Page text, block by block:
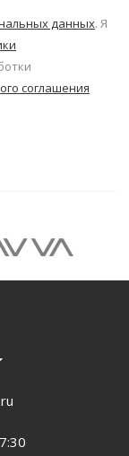
данных. Я
соглашения